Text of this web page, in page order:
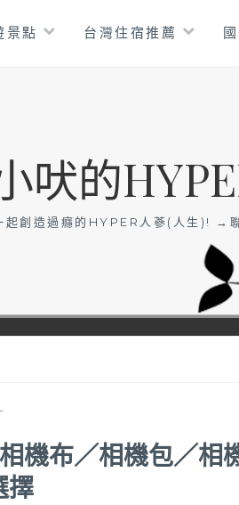
景點 台灣住宿推薦
吠的
起創造過癮的HYPER人蔘(人生)! →
機布／相機包／相
擇